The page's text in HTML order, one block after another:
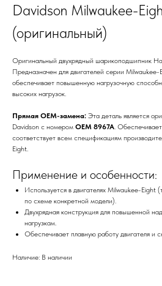
Davidson Milwaukee-
(оригинальный)
Оригинальный двухрядный шарикоподшипник
Предназначен для двигателей серии Milwaukee-
обеспечивает повышенную нагрузочную
высоких нагрузок.
Прямая OEM-замена: Эта деталь является
Davidson с номером OEM 8967A.
соответствует всем спецификациям
Eight.
Применение и особенности:
Используется в двигателях Milwaukee-Eight
по схеме конкретной модели).
Двухрядная конструкция для повышенной
нагрузкам.
Обеспечивает плавную работу двигателя и
Наличие: В наличии